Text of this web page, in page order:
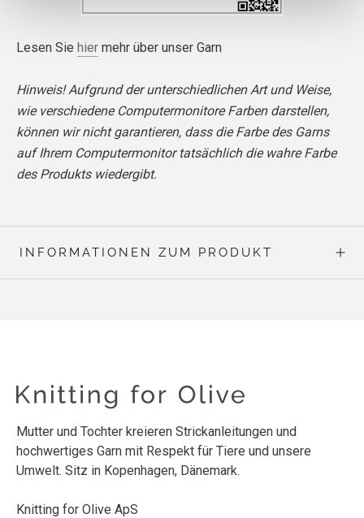
Lesen Sie hier mehr über unser Garn
Hinweis! Aufgrund der unterschiedlichen Art und Weise,
wie verschiedene Computermonitore Farben darstellen,
können wir nicht garantieren, dass die Farbe des Garns
auf Ihrem Computermonitor tatsächlich die wahre Farbe
des Produkts wiedergibt.
INFORMATIONEN ZUM PRODUKT
Mutter und Tochter kreieren Strickanleitungen und
hochwertiges Garn mit Respekt für Tiere und unsere
Umwelt. Sitz in Kopenhagen, Dänemark.
Knitting for Olive ApS